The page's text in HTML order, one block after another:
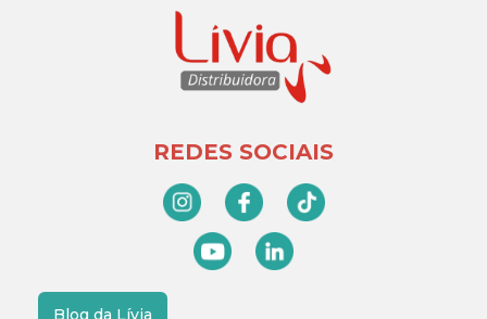
REDES SOCIAIS
Blog da Lívia